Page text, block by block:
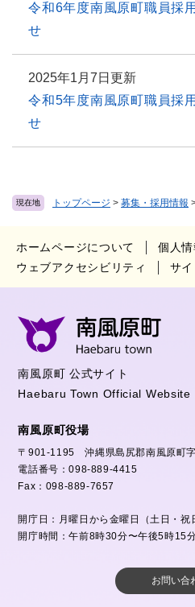
現在地 トップページ > 募集・採用情報
令和6年度南風原町職員採
せ
2025年1月7日更新
令和5年度南風原町職員採
せ
ホームページについて
個人
ウェブアクセシビリティ
サ
南風原町 公式サイト
Haebaru Town Official Website
南風原町役場
〒901-1195 沖縄県島尻郡南風原町
電話番号：098-889-4415
Fax：098-889-7657
開庁日：月曜日から金曜日（土日・祝
開庁時間：午前8時30分〜午後5時15
お問い合